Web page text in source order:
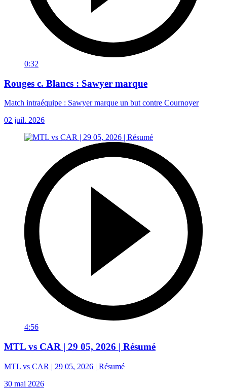
0:32
Rouges c. Blancs : Sawyer marque
Match intraéquipe : Sawyer marque un but contre Cournoyer
02 juil. 2026
4:56
MTL vs CAR | 29 05, 2026 | Résumé
MTL vs CAR | 29 05, 2026 | Résumé
30 mai 2026